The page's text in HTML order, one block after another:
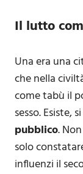
Il lutto
Una era una
che nella
come tabù il
sesso. Esiste,
pubblico.
solo
influenzi il